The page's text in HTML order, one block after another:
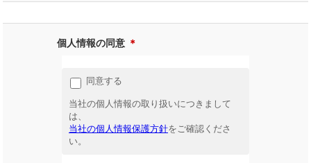
個人情報の同意 ＊
同意する
当社の個人情報の取り扱いにつきまして
は、
当社の個人情報保護方針をご確認くださ
い。